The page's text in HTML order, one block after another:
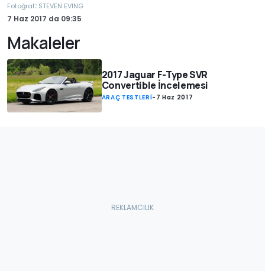
Fotoğraf: STEVEN EVING
7 Haz 2017 da 09:35
Makaleler
2017 Jaguar F-Type SVR
Convertible İncelemesi
ARAÇ TESTLERİ- 7 Haz 2017